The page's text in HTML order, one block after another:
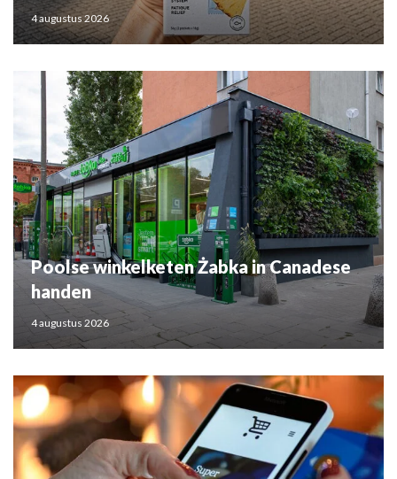
4 augustus 2026
Poolse winkelketen Żabka in Canadese
handen
4 augustus 2026